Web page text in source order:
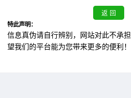
特此声明：
信息真伪请自行辨别，网站对此不承
望我们的平台能为您带来更多的便利！